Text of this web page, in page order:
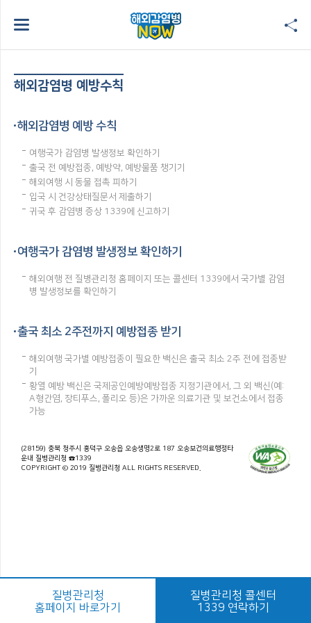
해외감염병 예방수칙
해외감염병 예방 수칙
여행국가 감염병 발생정보 확인하기
출국 전 예방접종, 예방약, 예방물품 챙기기
해외여행 시 동물 접촉 피하기
입국 시 건강상태질문서 제출하기
귀국 후 감염병 증상 1339에 신고하기
여행국가 감염병 발생정보 확인하기
해외여행 전 질병관리청 홈페이지 또는 콜센터 1339에서 국가별 감염
병 발생정보를 확인하기
출국 최소 2주전까지 예방접종 받기
해외여행 국가별 예방접종이 필요한 백신은 출국 최소 2주 전에 접종받
기
황열 예방 백신은 국제공인예방예방접종 지정기관에서, 그 외 백신(예:
A형간염, 장티푸스, 폴리오 등)은 가까운 의료기관 및 보건소에서 접종
가능
(28159) 충북 청주시 흥덕구 오송읍 오송생명2로 187 오송보건의료행정타
운내 질병관리청 ☎1339
COPYRIGHT © 2019 질병관리청 ALL RIGHTS RESERVED.
질병관리청
홈페이지 바로가기
질병관리청 콜센터
1339 연락하기